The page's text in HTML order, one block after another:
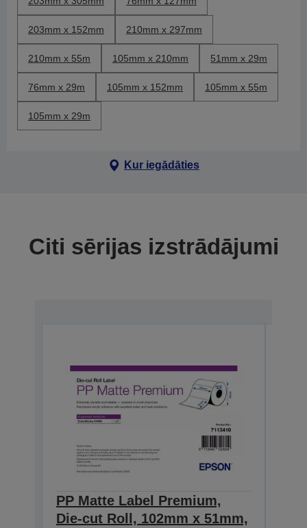
203mm x 152mm 210mm x 297mm
210mm x 55m 105mm x 210mm 51mm x 29m
76mm x 29m 105mm x 152mm 105mm x 55m
105mm x 29m
Kur iegādāties
Citi sērijas izstrādājumi
PP Matte Label Premium,
Die-cut Roll, 102mm x 51mm,